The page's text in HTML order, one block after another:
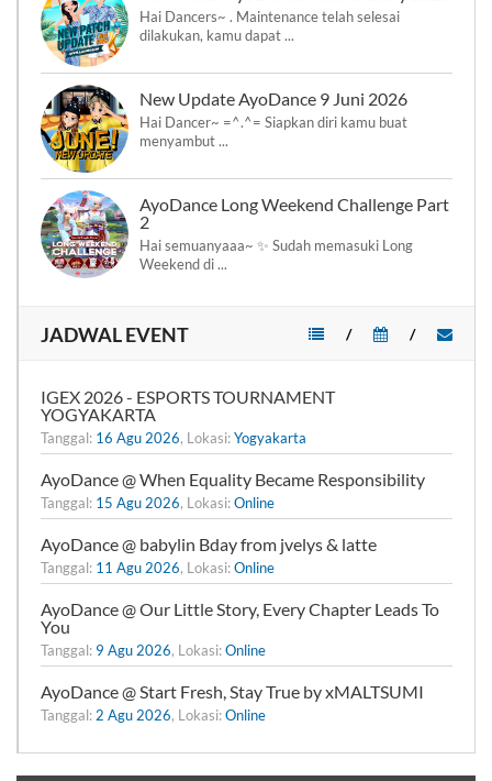
Hai Dancers~ . Maintenance telah selesai
dilakukan, kamu dapat ...
New Update AyoDance 9 Juni 2026
Hai Dancer~ =^.^= Siapkan diri kamu buat
menyambut ...
AyoDance Long Weekend Challenge Part
2
Hai semuanyaaa~ ✨ Sudah memasuki Long
Weekend di ...
JADWAL EVENT /
/
IGEX 2026 - ESPORTS TOURNAMENT
YOGYAKARTA
Tanggal: 16 Agu 2026, Lokasi:Yogyakarta
AyoDance @ When Equality Became Responsibility
Tanggal: 15 Agu 2026, Lokasi:Online
AyoDance @ babylin Bday from jvelys & latte
Tanggal: 11 Agu 2026, Lokasi:Online
AyoDance @ Our Little Story, Every Chapter Leads To
You
Tanggal: 9 Agu 2026, Lokasi:Online
AyoDance @ Start Fresh, Stay True by xMALTSUMI
Tanggal: 2 Agu 2026, Lokasi:Online